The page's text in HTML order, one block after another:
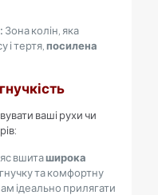
Зона колін, яка
і тертя, посилена
ваші рухи чи
вшиташирока
та комфортну
ідеально прилягати